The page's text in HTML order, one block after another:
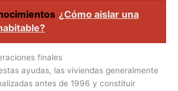
¿Cómo aislar una
finales
ayudas, las viviendas generalmente
antes de 1996 y constituir